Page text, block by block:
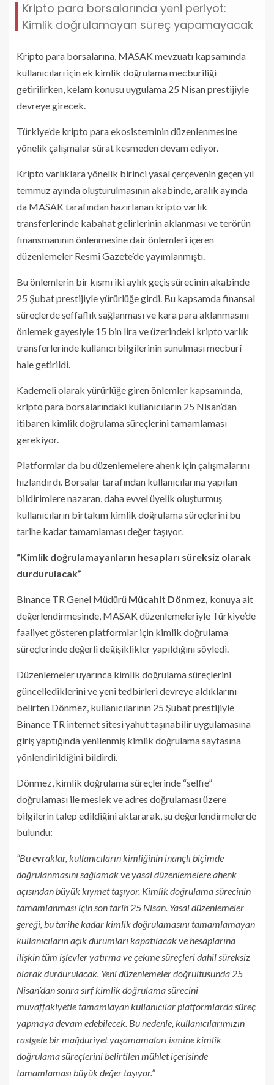
Kripto para borsalarında yeni periyot:
Kimlik doğrulamayan süreç yapamayacak
Kripto para borsalarına, MASAK mevzuatı kapsamında
kullanıcıları için ek kimlik doğrulama mecburiliği
getirilirken, kelam konusu uygulama 25 Nisan prestijiyle
devreye girecek.
Türkiye’de kripto para ekosisteminin düzenlenmesine
yönelik çalışmalar sürat kesmeden devam ediyor.
Kripto varlıklara yönelik birinci yasal çerçevenin geçen yıl
temmuz ayında oluşturulmasının akabinde, aralık ayında
da MASAK tarafından hazırlanan kripto varlık
transferlerinde kabahat gelirlerinin aklanması ve terörün
finansmanının önlenmesine dair önlemleri içeren
düzenlemeler Resmi Gazete’de yayımlanmıştı.
Bu önlemlerin bir kısmı iki aylık geçiş sürecinin akabinde
25 Şubat prestijiyle yürürlüğe girdi. Bu kapsamda finansal
süreçlerde şeffaflık sağlanması ve kara para aklanmasını
önlemek gayesiyle 15 bin lira ve üzerindeki kripto varlık
transferlerinde kullanıcı bilgilerinin sunulması mecburî
hale getirildi.
Kademeli olarak yürürlüğe giren önlemler kapsamında,
kripto para borsalarındaki kullanıcıların 25 Nisan’dan
itibaren kimlik doğrulama süreçlerini tamamlaması
gerekiyor.
Platformlar da bu düzenlemelere ahenk için çalışmalarını
hızlandırdı. Borsalar tarafından kullanıcılarına yapılan
bildirimlere nazaran, daha evvel üyelik oluşturmuş
kullanıcıların birtakım kimlik doğrulama süreçlerini bu
tarihe kadar tamamlaması değer taşıyor.
“Kimlik doğrulamayanların hesapları süreksiz olarak
durdurulacak”
Binance TR Genel Müdürü Mücahit Dönmez, konuya ait
değerlendirmesinde, MASAK düzenlemeleriyle Türkiye’de
faaliyet gösteren platformlar için kimlik doğrulama
süreçlerinde değerli değişiklikler yapıldığını söyledi.
Düzenlemeler uyarınca kimlik doğrulama süreçlerini
güncellediklerini ve yeni tedbirleri devreye aldıklarını
belirten Dönmez, kullanıcılarının 25 Şubat prestijiyle
Binance TR internet sitesi yahut taşınabilir uygulamasına
giriş yaptığında yenilenmiş kimlik doğrulama sayfasına
yönlendirildiğini bildirdi.
Dönmez, kimlik doğrulama süreçlerinde “selfie”
doğrulaması ile meslek ve adres doğrulaması üzere
bilgilerin talep edildiğini aktararak, şu değerlendirmelerde
bulundu:
“Bu evraklar, kullanıcıların kimliğinin inançlı biçimde
doğrulanmasını sağlamak ve yasal düzenlemelere ahenk
açısından büyük kıymet taşıyor. Kimlik doğrulama sürecinin
tamamlanması için son tarih 25 Nisan. Yasal düzenlemeler
gereği, bu tarihe kadar kimlik doğrulamasını tamamlamayan
kullanıcıların açık durumları kapatılacak ve hesaplarına
ilişkin tüm işlevler yatırma ve çekme süreçleri dahil süreksiz
olarak durdurulacak. Yeni düzenlemeler doğrultusunda 25
Nisan’dan sonra sırf kimlik doğrulama sürecini
muvaffakiyetle tamamlayan kullanıcılar platformlarda süreç
yapmaya devam edebilecek. Bu nedenle, kullanıcılarımızın
rastgele bir mağduriyet yaşamamaları ismine kimlik
doğrulama süreçlerini belirtilen mühlet içerisinde
tamamlaması büyük değer taşıyor.”